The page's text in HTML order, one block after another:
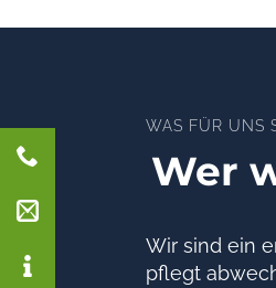
WAS FÜR UNS
Wer
Wir sind ein
pflegt